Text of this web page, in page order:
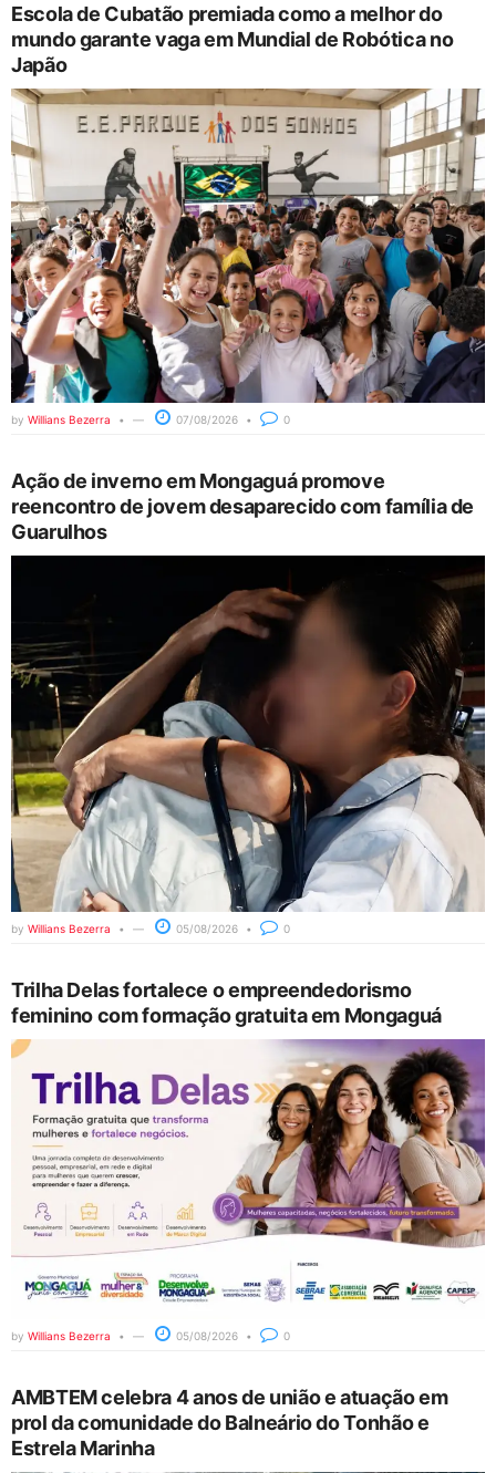
Escola de Cubatão premiada como a melhor do
mundo garante vaga em Mundial de Robótica no
Japão
by Willians Bezerra 07/08/2026 0
Ação de inverno em Mongaguá promove
reencontro de jovem desaparecido com família de
Guarulhos
by Willians Bezerra 05/08/2026 0
Trilha Delas fortalece o empreendedorismo
feminino com formação gratuita em Mongaguá
by Willians Bezerra 05/08/2026 0
AMBTEM celebra 4 anos de união e atuação em
prol da comunidade do Balneário do Tonhão e
Estrela Marinha